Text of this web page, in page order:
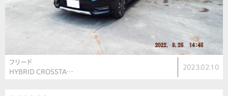
フリード
HYBRID CROSSTA…
2023.02.10